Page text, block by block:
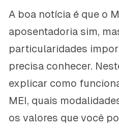
A boa notícia é que o
aposentadoria sim,
particularidades
precisa conhecer.
explicar como
MEI, quais
os valores que você